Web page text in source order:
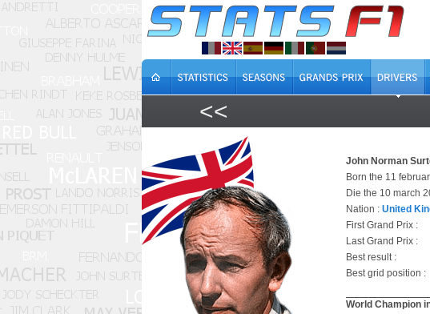
<<
John Norman
Born the 11
Die the 10 march
Nation : United
First Grand Prix :
Last Grand Prix :
Best result :
Best grid position :
World Champion